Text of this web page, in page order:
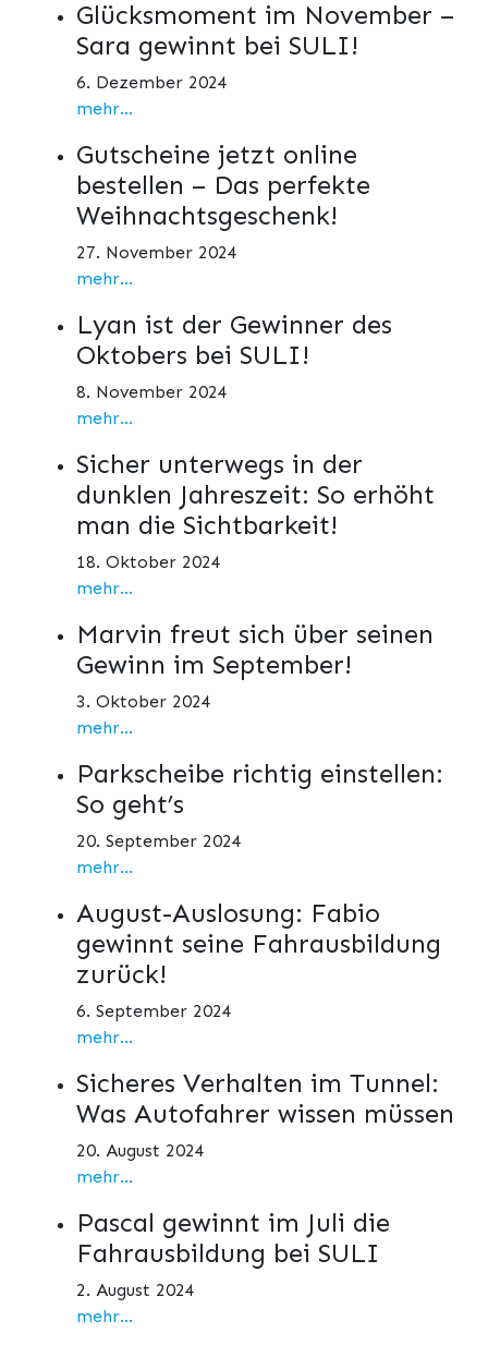
Glücksmoment im November –
Sara gewinnt bei SULI!
6. Dezember 2024
mehr...
Gutscheine jetzt online
bestellen – Das perfekte
Weihnachtsgeschenk!
27. November 2024
mehr...
Lyan ist der Gewinner des
Oktobers bei SULI!
8. November 2024
mehr...
Sicher unterwegs in der
dunklen Jahreszeit: So erhöht
man die Sichtbarkeit!
18. Oktober 2024
mehr...
Marvin freut sich über seinen
Gewinn im September!
3. Oktober 2024
mehr...
Parkscheibe richtig einstellen:
So geht’s
20. September 2024
mehr...
August-Auslosung: Fabio
gewinnt seine Fahrausbildung
zurück!
6. September 2024
mehr...
Sicheres Verhalten im Tunnel:
Was Autofahrer wissen müssen
20. August 2024
mehr...
Pascal gewinnt im Juli die
Fahrausbildung bei SULI
2. August 2024
mehr...